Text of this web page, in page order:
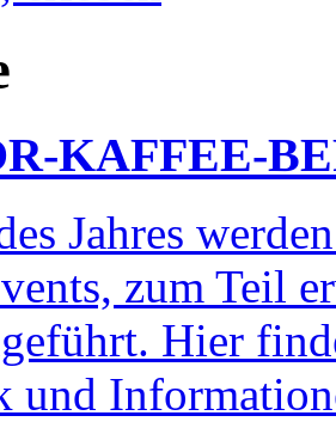
KAFFEE-
Jahres
zum Teil
Hier
und